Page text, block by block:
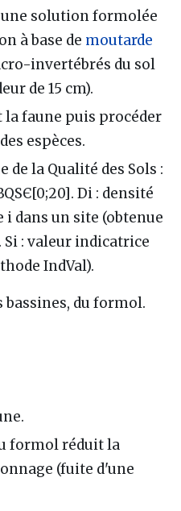
solution formolée
à base de moutarde
invertébrés du sol
de 15 cm).
faune puis procéder
espèces.
la Qualité des Sols :
Di : densité
i dans un site (obtenue
Si : valeur indicatrice
IndVal).
bassines, du formol.
formol réduit la
(fuite d'une